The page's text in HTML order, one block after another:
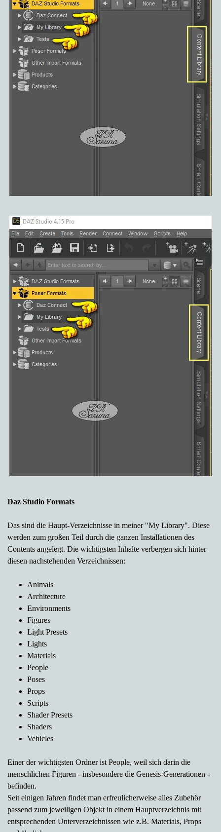
Daz Studio Formats
Das sind die Haupt-Verzeichnisse in meiner "My Library". Diese
werden zum großen Teil durch die ganzen Installationen des
Contents angelegt. Die wichtigsten Inhalte verbergen sich hinter
diesen nachstehenden Verzeichnissen:
Animals
Architecture
Environments
Figures
Light Presets
Lights
Materials
People
Poses
Props
Scripts
Shader Presets
Shaders
Vehicles
Einer der wichtigsten Ordner ist People, weil sich darin die
menschlichen Figuren - insbesondere die Genesis-Generationen -
befinden.
Seit einigen Jahren findet man erfreulicherweise alles Zubehör
passend zum jeweiligen Objekt in einem Hauptverzeichnis mit
entsprechenden Unterverzeichnissen wie z.B. Materials, Props